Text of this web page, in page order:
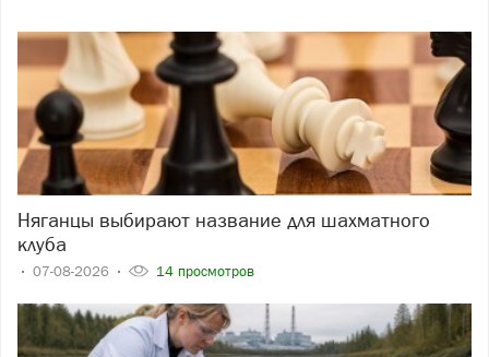
Няганцы выбирают название для шахматного
клуба
07-08-2026 14 просмотров